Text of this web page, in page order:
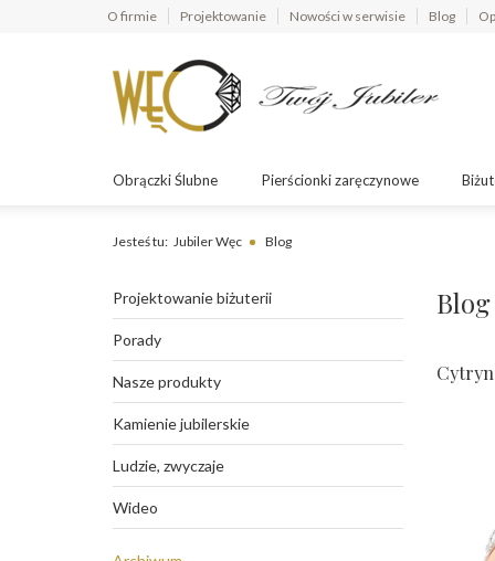
O firmie Projektowanie Nowości w serwisie Blog
Obrączki Ślubne Pierścionki zaręczynowe
Jesteś tu: Jubiler Węc Blog
Projektowanie biżuterii
Porady
Nasze produkty
Kamienie jubilerskie
Ludzie, zwyczaje
Wideo
Blog